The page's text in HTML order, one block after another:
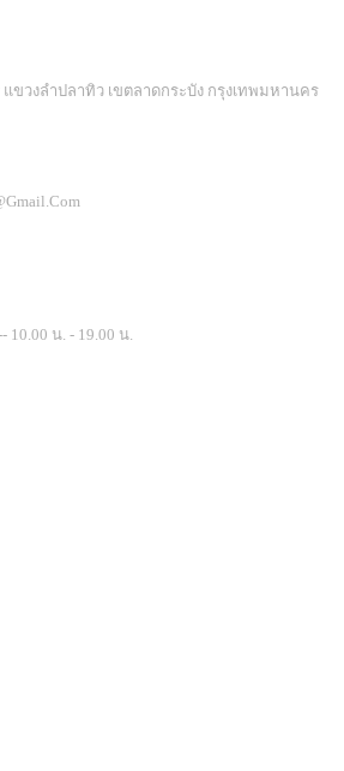
ขวงลำปลาทิว เขตลาดกระบัง กรุงเทพมหานคร
น. - 19.00 น.